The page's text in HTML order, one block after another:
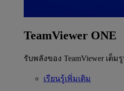
TeamViewer ONE
รับพลังของ TeamViewer เต็
เรียนรู้เพิ่มเติม